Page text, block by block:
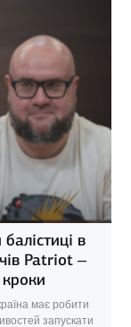
в
Patriot –
має робити
запускати